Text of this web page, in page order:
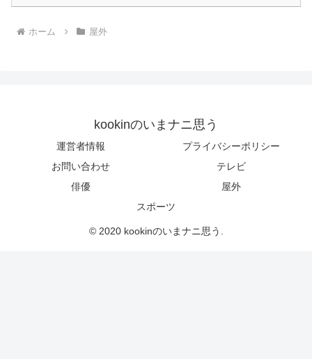
ホーム 屋外
kookinのいまナニ思う
運営者情報
プライバシーポリシー
お問い合わせ
テレビ
俳優
屋外
スポーツ
© 2020 kookinのいまナニ思う.